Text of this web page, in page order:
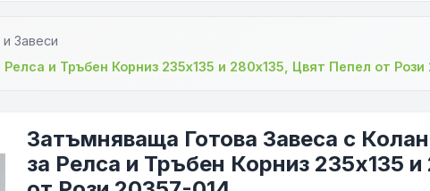
Завеси
и Тръбен Корниз 235х135 и 280х135, Цвят Пепел от Рози
Затъмняваща Готова Завеса с
за Релса и Тръбен Корниз 235х135